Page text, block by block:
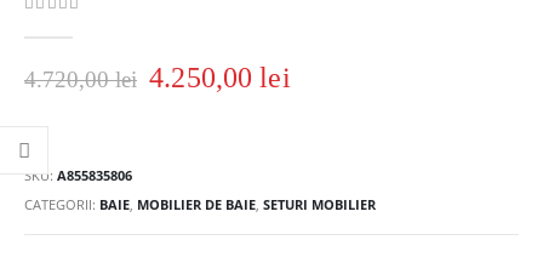
4.720,00lei 4.250,00lei
SKU: A855835806
CATEGORII: BAIE, MOBILIER DE BAIE, SETURI MOBILIER